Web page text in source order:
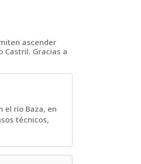
ascender
Castril. Gracias a
el río Baza, en
técnicos,